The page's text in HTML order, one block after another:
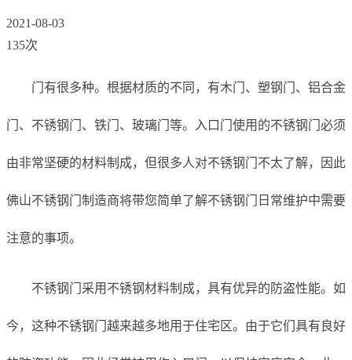
2021-08-03
135次
门有很多种。根据材质的不同，有木门、塑钢门、铝合金
门、不锈钢门、铁门、玻璃门等。入口门使用的不锈钢门必须
由非常坚硬的材料制成，但很多人对不锈钢门不太了解，因此
佛山不锈钢门制造商将带您简单了解不锈钢门日常维护中需要
注意的事项。
不锈钢门采用不锈钢材料制成，具有优异的防盗性能。如
今，这种不锈钢门越来越多地用于住宅区。由于它们具有良好